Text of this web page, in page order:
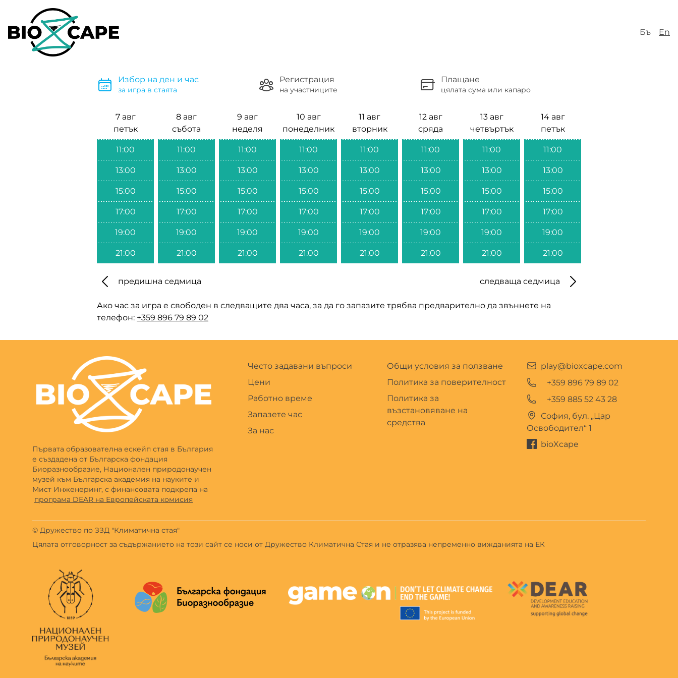
Бъ En
Избор на ден и час
за игра в стаята
Регистрация
на участниците
Плащане
цялата сума или капаро
7 авг
петък
11:00
13:00
15:00
17:00
19:00
21:00
8 авг
събота
11:00
13:00
15:00
17:00
19:00
21:00
9 авг
неделя
11:00
13:00
15:00
17:00
19:00
21:00
10 авг
понеделник
11:00
13:00
15:00
17:00
19:00
21:00
11 авг
вторник
11:00
13:00
15:00
17:00
19:00
21:00
12 авг
сряда
11:00
13:00
15:00
17:00
19:00
21:00
13 авг
четвъртък
11:00
13:00
15:00
17:00
19:00
21:00
14 авг
петък
11:00
13:00
15:00
17:00
19:00
21:00
предишна седмица следваща седмица
Ако час за игра е свободен в следващите два часа, за да го запазите трябва предварително да звъннете на
телефон: +359 896 79 89 02
Първата образователна ескейп стая в България
е създадена от Българска фондация
Биоразнообразие, Национален природонаучен
музей към Българска академия на науките и
Мист Инженеринг, с финансовата подкрепа на
програма DEAR на Европейската комисия
Често задавани въпроси
Цени
Работно време
Запазете час
За нас
Общи условия за ползване
Политика за поверителност
Политика за
възстановяване на
средства
play@bioxcape.com
+359 896 79 89 02
+359 885 52 43 28
София, бул. „Цар
Освободител“ 1
bioXcape
© Дружество по ЗЗД "Климатична стая"
Цялата отговорност за съдържанието на този сайт се носи от Дружество Климатична Стая и не отразява непременно вижданията на ЕК